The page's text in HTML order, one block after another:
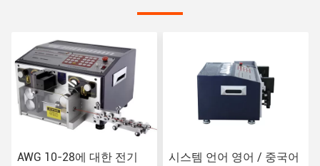
시스템 언어 영어 / 중국어
정압 구동 철자 절단 및 벗